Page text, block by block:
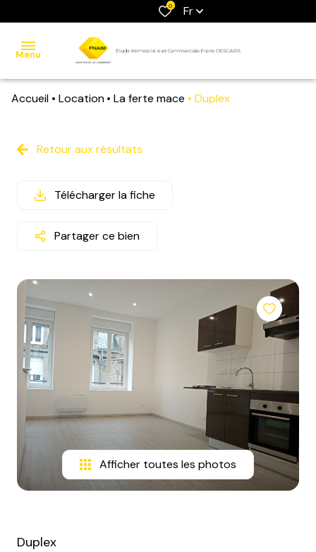
0 Fr
Menu
ventes
estimation
contact
Accueil Location La ferte mace Duplex
Retour aux résultats
Télécharger la fiche
Partager ce bien
Afficher toutes les photos
Duplex